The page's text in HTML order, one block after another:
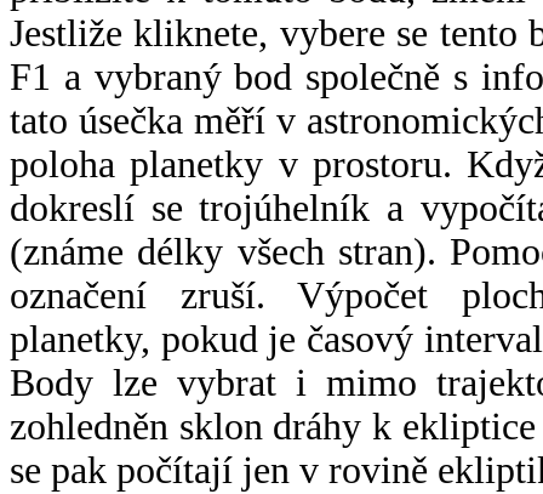
Jestliže kliknete, vybere se tento
F1 a vybraný bod společně s
tato úsečka měří v
poloha planetky v prostoru.
dokreslí se trojúhelník a
(známe délky všech stran).
označení zruší. Výpočet
planetky, pokud je časový
Body lze vybrat i mimo
zohledněn sklon dráhy k
se pak počítají jen v rovině